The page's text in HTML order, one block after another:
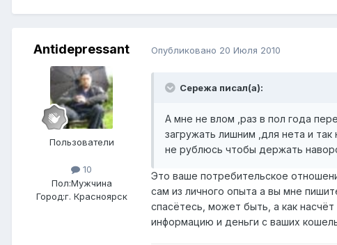
Antidepressant
Пользователи
10
Пол:Мужчина
Город:г. Красноярск
Опубликовано 20 Июля 2010
Сережа писал(а):
А мне не влом ,раз в пол года
загружать лишним ,для нета и
не рублюсь чтобы держать
Это ваше потребительское
сам из личного опыта а вы мне
спасётесь, может быть, а как
информацию и деньги с ваших